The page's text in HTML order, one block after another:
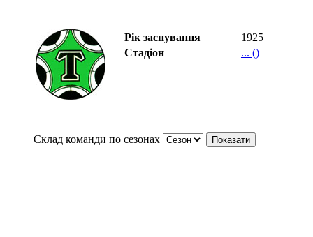
Рік заснування
1925
Стадіон
... ()
Склад команди по сезонах